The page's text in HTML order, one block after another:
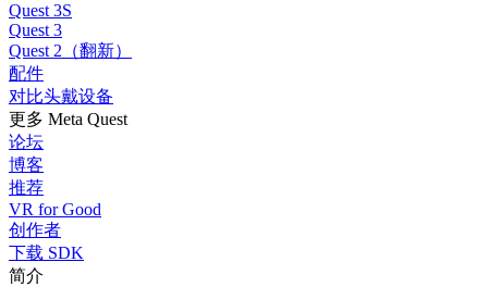
Quest 3S
Quest 3
Quest 2（翻新）
配件
对比头戴设备
更多 Meta Quest
论坛
博客
推荐
VR for Good
创作者
下载 SDK
简介